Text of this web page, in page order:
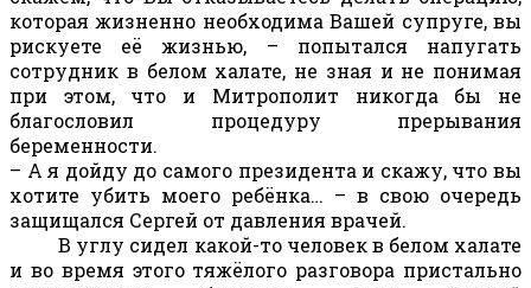
которая жизненно необходима Вашей супруге, вы
рискуете её жизнью, – попытался напугать
сотрудник в белом халате, не зная и не понимая
при этом, что и Митрополит никогда бы не
благословил процедуру прерывания
беременности.
– А я дойду до самого президента и скажу, что вы
хотите убить моего ребёнка… – в свою очередь
защищался Сергей от давления врачей.
В углу сидел какой-то человек в белом халате
и во время этого тяжёлого разговора пристально